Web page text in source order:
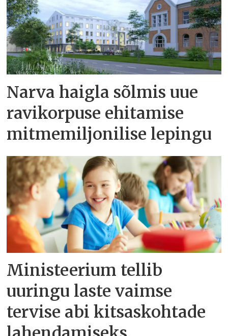
Narva haigla sõlmis uue
ravikorpuse ehitamise
mitmemiljonilise lepingu
Ministeerium tellib
uuringu laste vaimse
tervise abi kitsaskohtade